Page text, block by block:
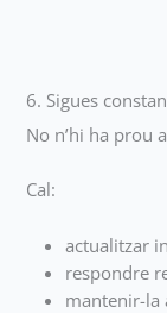
6. Sigues
No n’hi ha prou
Cal:
actualitzar
respondre
mantenir-la